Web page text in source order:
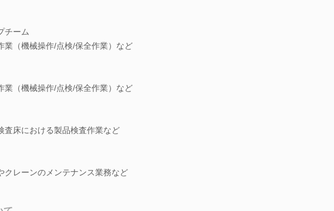
チーム
業（機械操作/点検/保全作業）など
業（機械操作/点検/保全作業）など
査床における製品検査作業など
クレーンのメンテナンス業務など